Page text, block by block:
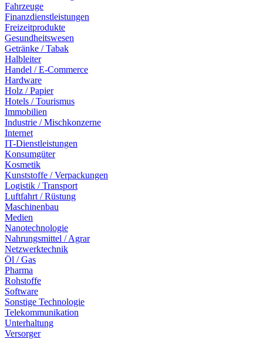
Fahrzeuge
Finanzdienstleistungen
Freizeitprodukte
Gesundheitswesen
Getränke / Tabak
Halbleiter
Handel / E-Commerce
Hardware
Holz / Papier
Hotels / Tourismus
Immobilien
Industrie / Mischkonzerne
Internet
IT-Dienstleistungen
Konsumgüter
Kosmetik
Kunststoffe / Verpackungen
Logistik / Transport
Luftfahrt / Rüstung
Maschinenbau
Medien
Nanotechnologie
Nahrungsmittel / Agrar
Netzwerktechnik
Öl / Gas
Pharma
Rohstoffe
Software
Sonstige Technologie
Telekommunikation
Unterhaltung
Versorger